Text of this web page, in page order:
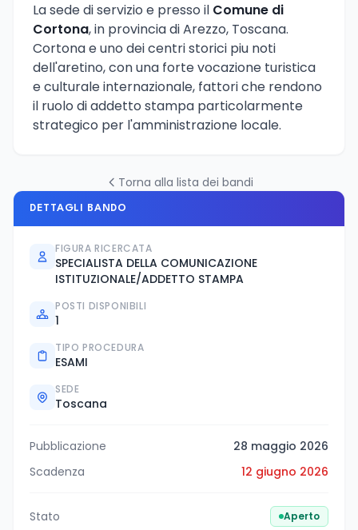
La sede di servizio e presso il Comune di
Cortona, in provincia di Arezzo, Toscana.
Cortona e uno dei centri storici piu noti
dell'aretino, con una forte vocazione turistica
e culturale internazionale, fattori che rendono
il ruolo di addetto stampa particolarmente
strategico per l'amministrazione locale.
Torna alla lista dei bandi
DETTAGLI BANDO
FIGURA RICERCATA
SPECIALISTA DELLA COMUNICAZIONE
ISTITUZIONALE/ADDETTO STAMPA
POSTI DISPONIBILI
1
TIPO PROCEDURA
ESAMI
SEDE
Toscana
Pubblicazione
28 maggio 2026
Scadenza
12 giugno 2026
Stato Aperto